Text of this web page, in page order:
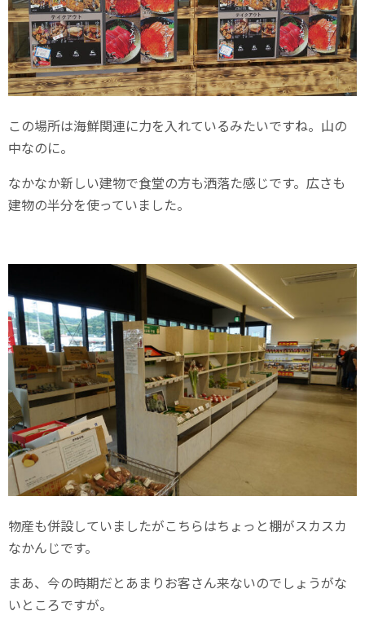
この場所は海鮮関連に力を入れているみたいですね。山の
中なのに。
なかなか新しい建物で食堂の方も洒落た感じです。広さも
建物の半分を使っていました。
物産も併設していましたがこちらはちょっと棚がスカスカ
なかんじです。
まあ、今の時期だとあまりお客さん来ないのでしょうがな
いところですが。